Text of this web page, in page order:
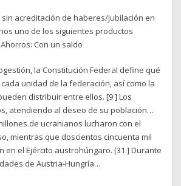
sin acreditación de haberes/jubilación en
uno de los siguientes productos
Con un saldo
la Constitución Federal define qué
unidad de la federación, así como la
distribuir entre ellos. [9 ] Los
atendiendo al deseo de su población…
de ucranianos lucharon con el
mientras que doscientos cincuenta mil
en el Ejército austrohúngaro. [31 ] Durante
de Austria-Hungría…